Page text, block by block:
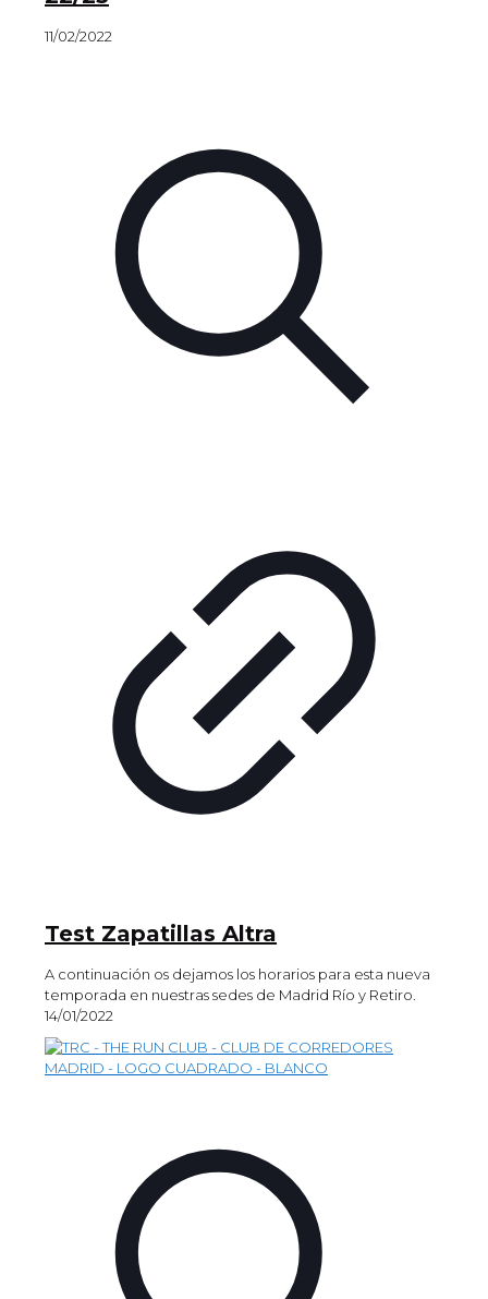
11/02/2022
Test Zapatillas Altra
A continuación os dejamos los horarios para esta nueva
temporada en nuestras sedes de Madrid Río y Retiro.
14/01/2022